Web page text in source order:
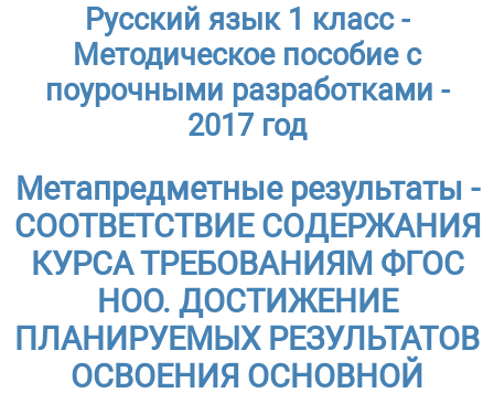
Русский язык 1 класс -
Методическое пособие с
поурочными разработками -
2017 год
Метапредметные результаты -
СООТВЕТСТВИЕ СОДЕРЖАНИЯ
КУРСА ТРЕБОВАНИЯМ ФГОС
НОО. ДОСТИЖЕНИЕ
ПЛАНИРУЕМЫХ РЕЗУЛЬТАТОВ
ОСВОЕНИЯ ОСНОВНОЙ